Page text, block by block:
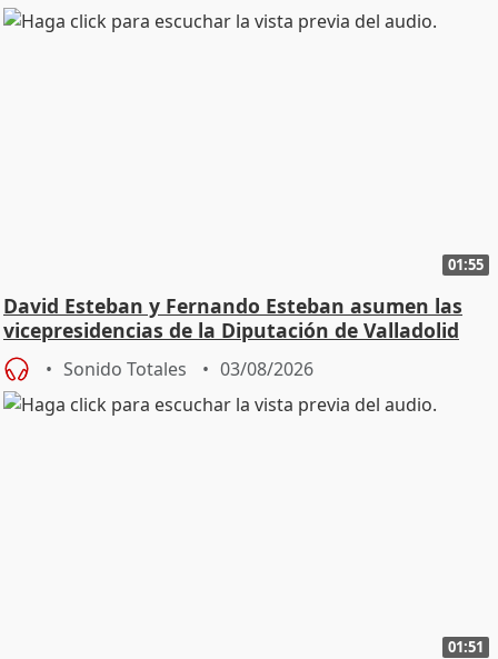
01:55
David Esteban y Fernando Esteban asumen las
vicepresidencias de la Diputación de Valladolid
Sonido Totales 03/08/2026
01:51